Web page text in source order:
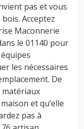
pas et vous
Acceptez
Maconnerie
le 01140 pour
les nécessaires
De
matériaux
et qu’elle
pas à